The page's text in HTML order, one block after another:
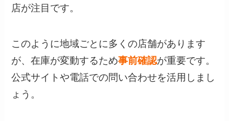
店が注目です。
このように地域ごとに多くの店舗があります
が、在庫が変動するため事前確認が重要です。
公式サイトや電話での問い合わせを活用しまし
ょう。